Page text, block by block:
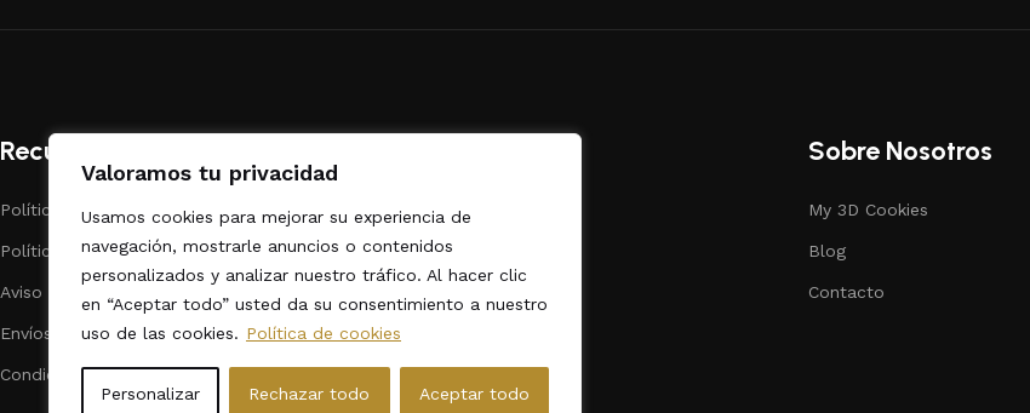
Valoramos tu privacidad
Usamos cookies para mejorar su experiencia de
navegación, mostrarle anuncios o contenidos
personalizados y analizar nuestro tráfico. Al hacer clic
en “Aceptar todo” usted da su consentimiento a nuestro
uso de las cookies. Política de cookies
Personalizar Rechazar todo Aceptar todo
Recursos
Políticas de Privacidad
Políticas de cookies
Aviso legal
Envíos
Condiciones de contratación
Repostería
Dibujos Animados
Sobre Nosotros
My 3D Cookies
Blog
Contacto